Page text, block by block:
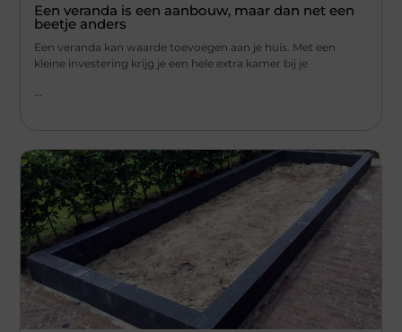
Een veranda is een aanbouw, maar dan net een
beetje anders
Een veranda kan waarde toevoegen aan je huis. Met een
kleine investering krijg je een hele extra kamer bij je
...